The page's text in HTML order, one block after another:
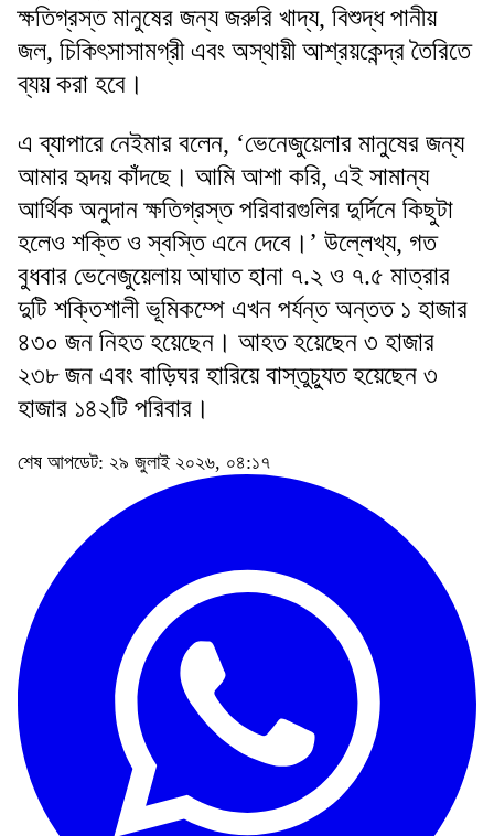
ক্ষতিগ্রস্ত মানুষের জন্য জরুরি খাদ্য, বিশুদ্ধ পানীয়
জল, চিকিৎসাসামগ্রী এবং অস্থায়ী আশ্রয়কেন্দ্র তৈরিতে
ব্যয় করা হবে।
এ ব্যাপারে নেইমার বলেন, ‘ভেনেজুয়েলার মানুষের জন্য
আমার হৃদয় কাঁদছে। আমি আশা করি, এই সামান্য
আর্থিক অনুদান ক্ষতিগ্রস্ত পরিবারগুলির দুর্দিনে কিছুটা
হলেও শক্তি ও স্বস্তি এনে দেবে।’ উল্লেখ্য, গত
বুধবার ভেনেজুয়েলায় আঘাত হানা ৭.২ ও ৭.৫ মাত্রার
দুটি শক্তিশালী ভূমিকম্পে এখন পর্যন্ত অন্তত ১ হাজার
৪৩০ জন নিহত হয়েছেন। আহত হয়েছেন ৩ হাজার
২৩৮ জন এবং বাড়িঘর হারিয়ে বাস্তুচ্যুত হয়েছেন ৩
হাজার ১৪২টি পরিবার।
শেষ আপডেট: ২৯ জুলাই ২০২৬, ০৪:১৭